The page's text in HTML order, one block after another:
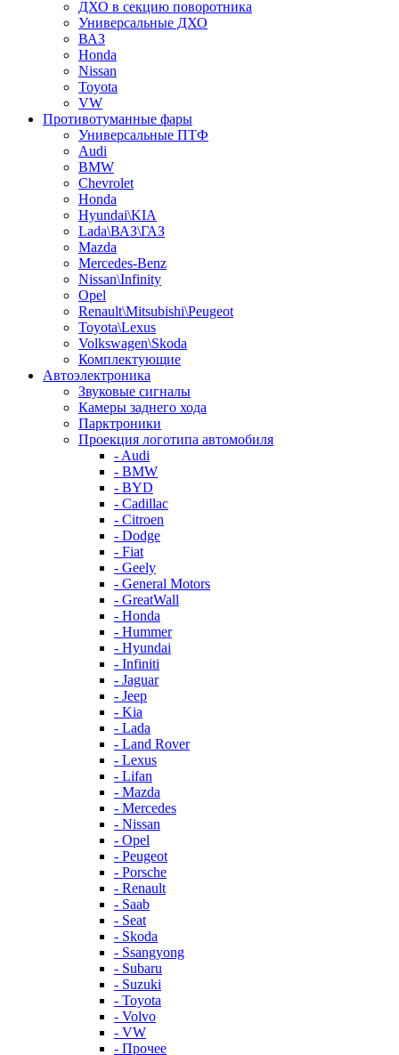
ДХО в секцию поворотника
Универсальные ДХО
ВАЗ
Honda
Nissan
Toyota
VW
Противотуманные фары
Универсальные ПТФ
Audi
BMW
Chevrolet
Honda
Hyundai\KIA
Lada\ВАЗ\ГАЗ
Mazda
Mercedes-Benz
Nissan\Infinity
Opel
Renault\Mitsubishi\Peugeot
Toyota\Lexus
Volkswagen\Skoda
Комплектующие
Автоэлектроника
Звуковые сигналы
Камеры заднего хода
Парктроники
Проекция логотипа автомобиля
- Audi
- BMW
- BYD
- Cadillac
- Citroen
- Dodge
- Fiat
- Geely
- General Motors
- GreatWall
- Honda
- Hummer
- Hyundai
- Infiniti
- Jaguar
- Jeep
- Kia
- Lada
- Land Rover
- Lexus
- Lifan
- Mazda
- Mercedes
- Nissan
- Opel
- Peugeot
- Porsche
- Renault
- Saab
- Seat
- Skoda
- Ssangyong
- Subaru
- Suzuki
- Toyota
- Volvo
- VW
- Прочее